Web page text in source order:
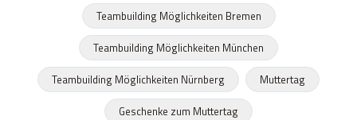
Teambuilding Möglichkeiten Bremen
Teambuilding Möglichkeiten München
Teambuilding Möglichkeiten Nürnberg
Muttertag
Geschenke zum Muttertag